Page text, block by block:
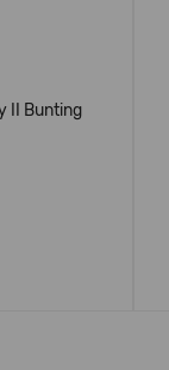
II Bunting